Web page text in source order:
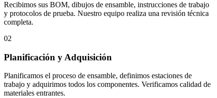
Recibimos sus BOM, dibujos de ensamble, instrucciones de trabajo
y protocolos de prueba. Nuestro equipo realiza una revisión técnica
completa.
02
Planificación y Adquisición
Planificamos el proceso de ensamble, definimos estaciones de
trabajo y adquirimos todos los componentes. Verificamos calidad de
materiales entrantes.